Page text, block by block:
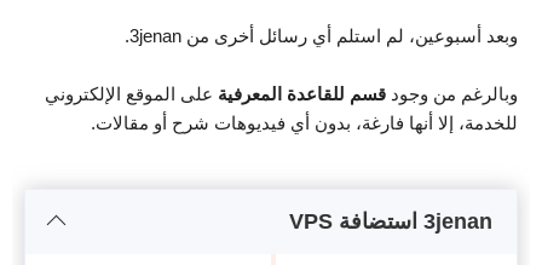
وبعد أسبوعين، لم استلم أي رسائل أخرى من 3jenan.
وبالرغم من وجود قسم للقاعدة المعرفية على الموقع الإلكتروني
للخدمة، إلا أنها فارغة، بدون أي فيديوهات شرح أو مقالات.
3jenan استضافة VPS